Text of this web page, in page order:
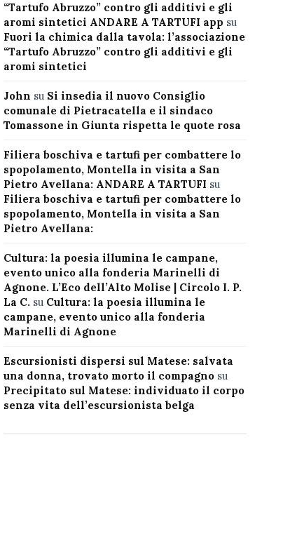
“Tartufo Abruzzo” contro gli additivi e gli
aromi sintetici ANDARE A TARTUFI app su
Fuori la chimica dalla tavola: l’associazione
“Tartufo Abruzzo” contro gli additivi e gli
aromi sintetici
John su Si insedia il nuovo Consiglio
comunale di Pietracatella e il sindaco
Tomassone in Giunta rispetta le quote rosa
Filiera boschiva e tartufi per combattere lo
spopolamento, Montella in visita a San
Pietro Avellana: ANDARE A TARTUFI su
Filiera boschiva e tartufi per combattere lo
spopolamento, Montella in visita a San
Pietro Avellana:
Cultura: la poesia illumina le campane,
evento unico alla fonderia Marinelli di
Agnone. L’Eco dell’Alto Molise | Circolo I. P.
La C. su Cultura: la poesia illumina le
campane, evento unico alla fonderia
Marinelli di Agnone
Escursionisti dispersi sul Matese: salvata
una donna, trovato morto il compagnosu
Precipitato sul Matese: individuato il corpo
senza vita dell’escursionista belga